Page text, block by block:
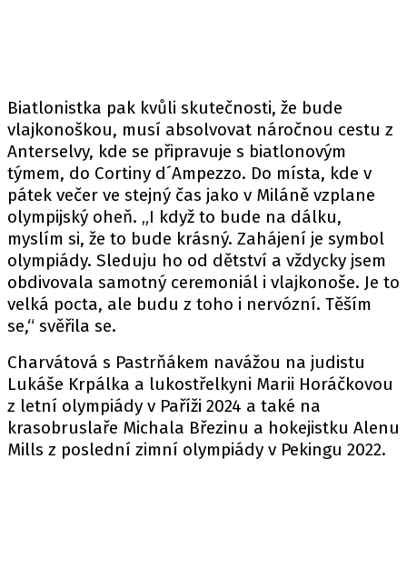
Biatlonistka pak kvůli skutečnosti, že bude
vlajkonoškou, musí absolvovat náročnou cestu z
Anterselvy, kde se připravuje s biatlonovým
týmem, do Cortiny d´Ampezzo. Do místa, kde v
pátek večer ve stejný čas jako v Miláně vzplane
olympijský oheň. „I když to bude na dálku,
myslím si, že to bude krásný. Zahájení je symbol
olympiády. Sleduju ho od dětství a vždycky jsem
obdivovala samotný ceremoniál i vlajkonoše. Je to
velká pocta, ale budu z toho i nervózní. Těším
se,“ svěřila se.
Charvátová s Pastrňákem navážou na judistu
Lukáše Krpálka a lukostřelkyni Marii Horáčkovou
z letní olympiády v Paříži 2024 a také na
krasobruslaře Michala Březinu a hokejistku Alenu
Mills z poslední zimní olympiády v Pekingu 2022.